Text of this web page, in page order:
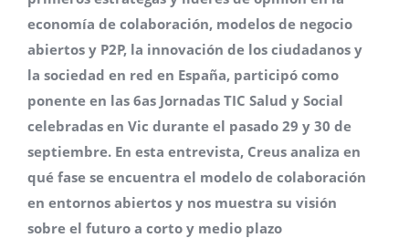
economía de colaboración, modelos de negocio
abiertos y P2P, la innovación de los ciudadanos y
la sociedad en red en España, participó como
ponente en las 6as Jornadas TIC Salud y Social
celebradas en Vic durante el pasado 29 y 30 de
septiembre. En esta entrevista, Creus analiza en
qué fase se encuentra el modelo de colaboración
en entornos abiertos y nos muestra su visión
sobre el futuro a corto y medio plazo